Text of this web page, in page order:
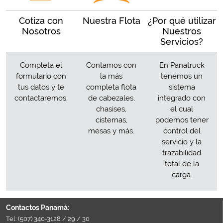
Cotiza con
Nosotros
Completa el
formulario con
tus datos y te
contactaremos.
Nuestra Flota
Contamos con
la más
completa flota
de cabezales,
chasises,
cisternas,
mesas y más.
¿Por qué utilizar
Nuestros
Servicios?
En Panatruck
tenemos un
sistema
integrado con
el cual
podemos tener
control del
servicio y la
trazabilidad
total de la
carga.
Contactos Panamá:
Tel: (507) 340-3128 / 29 / 30